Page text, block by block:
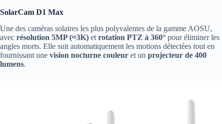
SolarCam D1 Max
Une des caméras solaires les plus polyvalentes de la gamme AOSU,
avec résolution 5MP (≈3K) et rotation PTZ à 360° pour éliminer les
angles morts. Elle suit automatiquement les motions détectées tout en
fournissant une vision nocturne couleur et un projecteur de 400
lumens.